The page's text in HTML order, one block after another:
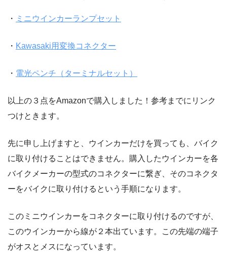
・ ミニウインカーランプセット
・ Kawasaki用変換コネクター
・ 電光ペンチ（ターミナルセット）
以上の３点をAmazonで購入しました！参考までにリンク
つけときます。
先に申し上げますと、ウインカーだけを買っても、バイク
に取り付けることはできません。購入したウインカーを各
バイクメーカーの型式のコネクターに繋ぎ、そのコネクタ
ーをバイクに取り付けるという手順になります。
このミニウインカーをコネクターに取り付けるのですが、
このウインカーから線が２本出ています。この先端の端子
がオスとメスになっています。